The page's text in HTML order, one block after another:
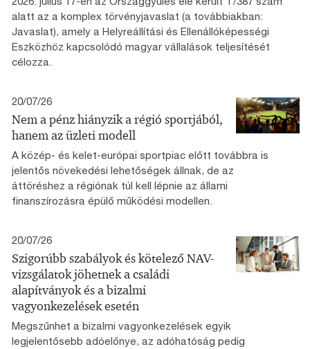
alatt az a komplex törvényjavaslat (a továbbiakban:
Javaslat), amely a Helyreállítási és Ellenállóképességi
Eszközhöz kapcsolódó magyar vállalások teljesítését
célozza.
20/07/26
Nem a pénz hiányzik a régió sportjából,
hanem az üzleti modell
A közép- és kelet-európai sportpiac előtt továbbra is
jelentős növekedési lehetőségek állnak, de az
áttöréshez a régiónak túl kell lépnie az állami
finanszírozásra épülő működési modellen.
20/07/26
Szigorúbb szabályok és kötelező NAV-
vizsgálatok jöhetnek a családi
alapítványok és a bizalmi
vagyonkezelések esetén
Megszűnhet a bizalmi vagyonkezelések egyik
legjelentősebb adóelőnye, az adóhatóság pedig